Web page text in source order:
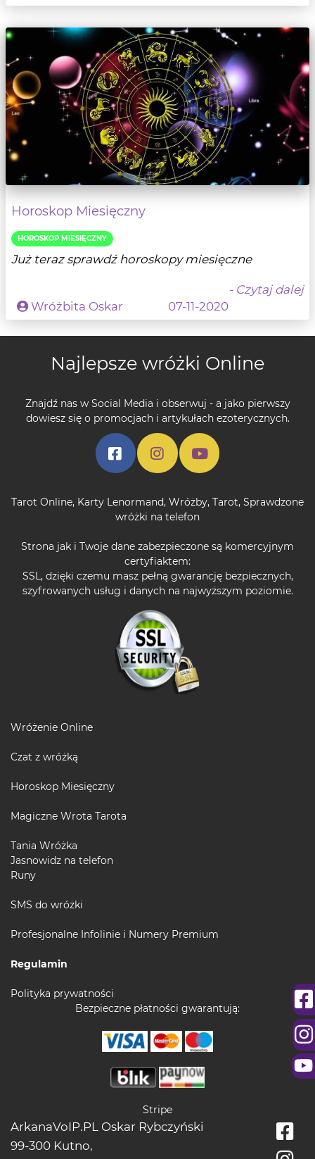
Horoskop Miesięczny
HOROSKOP MIESIĘCZNY
Już teraz sprawdź horoskopy miesięczne
- Czytaj dalej
Wróżbita Oskar
07-11-2020
Najlepsze wróżki Online
Znajdź nas w Social Media i obserwuj - a jako pierwszy
dowiesz się o promocjach i artykułach ezoterycznych.
Tarot Online, Karty Lenormand, Wróżby, Tarot, Sprawdzone
wróżki na telefon
Strona jak i Twoje dane zabezpieczone są komercyjnym
certyfiaktem:
SSL, dzięki czemu masz pełną gwarancję bezpiecznych,
szyfrowanych usług i danych na najwyższym poziomie.
Wróżenie Online
Czat z wróżką
Horoskop Miesięczny
Magiczne Wrota Tarota
Tania Wróżka
Jasnowidz na telefon
Runy
SMS do wróżki
Profesjonalne Infolinie i Numery Premium
Regulamin
Polityka prywatności
Bezpieczne płatności gwarantują:
Stripe
ArkanaVoIP.PL Oskar Rybczyński
99-300 Kutno,